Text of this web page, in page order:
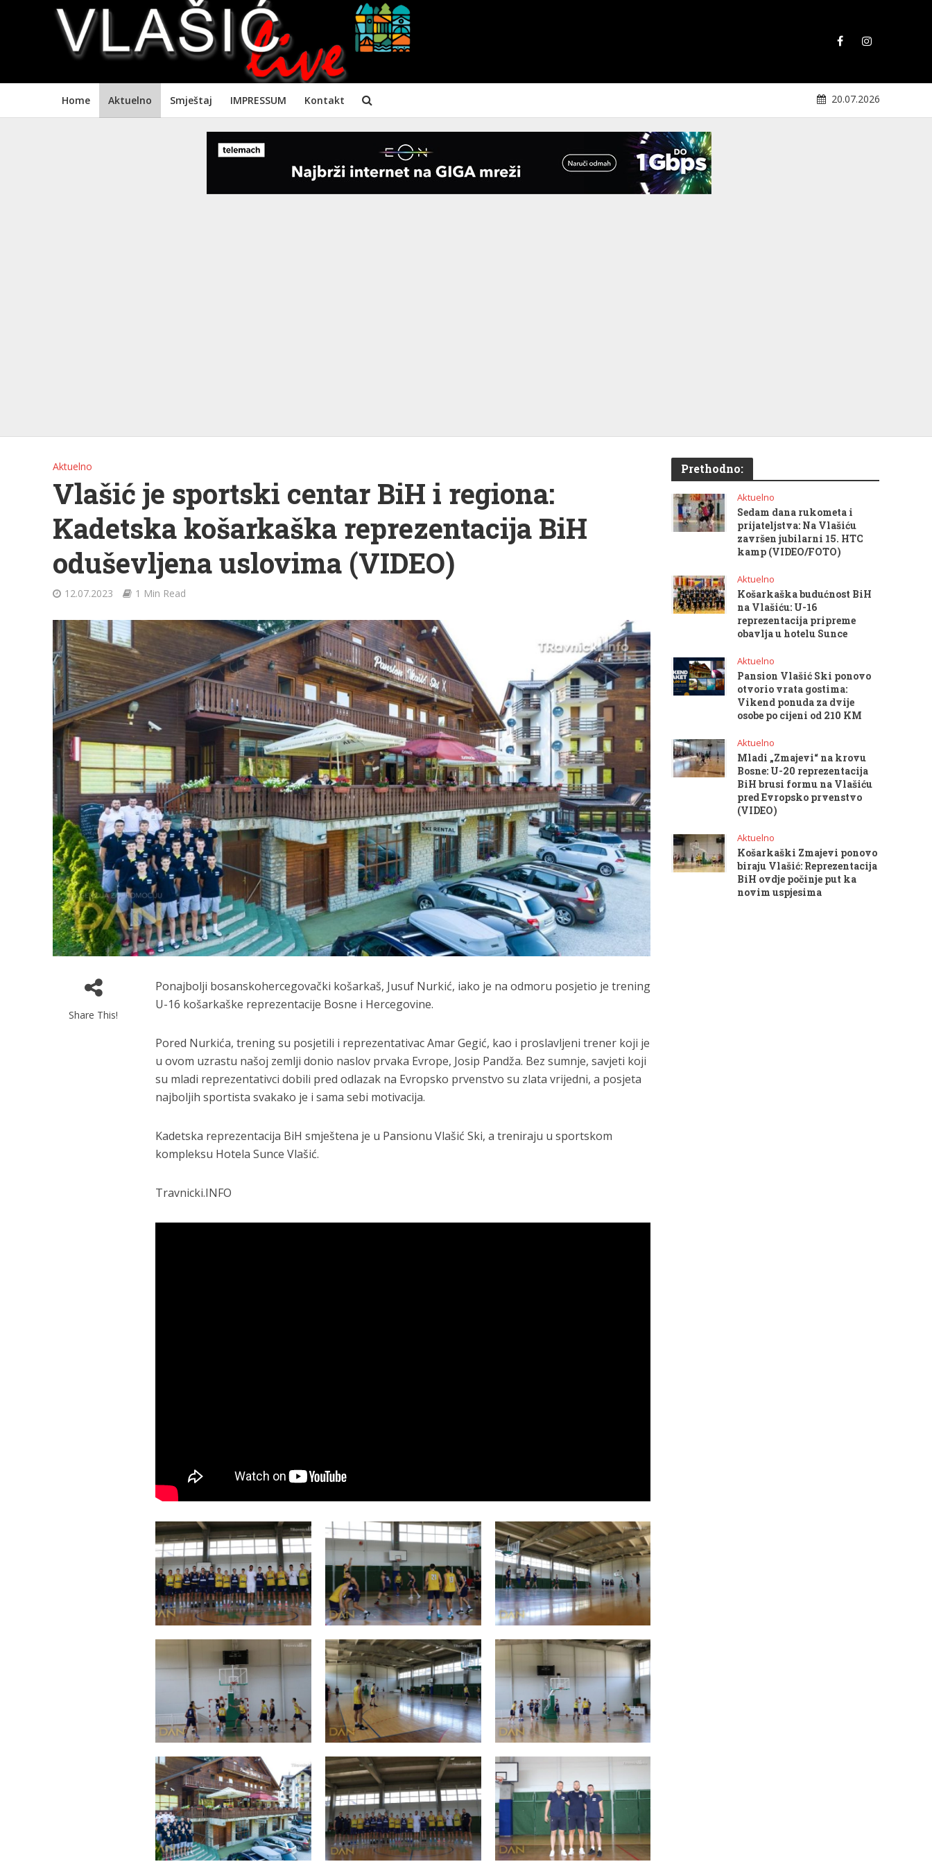
Home Aktuelno Smještaj IMPRESSUM Kontakt 20.07.2026
Aktuelno
Vlašić je sportski centar BiH i regiona:
Kadetska košarkaška reprezentacija BiH
oduševljena uslovima (VIDEO)
12.07.2023 1 Min Read
Share This!
Ponajbolji bosanskohercegovački košarkaš, Jusuf Nurkić, iako je na odmoru posjetio je trening
U-16 košarkaške reprezentacije Bosne i Hercegovine.
Pored Nurkića, trening su posjetili i reprezentativac Amar Gegić, kao i proslavljeni trener koji je
u ovom uzrastu našoj zemlji donio naslov prvaka Evrope, Josip Pandža. Bez sumnje, savjeti koji
su mladi reprezentativci dobili pred odlazak na Evropsko prvenstvo su zlata vrijedni, a posjeta
najboljih sportista svakako je i sama sebi motivacija.
Kadetska reprezentacija BiH smještena je u Pansionu Vlašić Ski, a treniraju u sportskom
kompleksu Hotela Sunce Vlašić.
Travnicki.INFO
Prethodno:
Aktuelno
Sedam dana rukometa i
prijateljstva: Na Vlašiću
završen jubilarni 15. HTC
kamp (VIDEO/FOTO)
Aktuelno
Košarkaška budućnost BiH
na Vlašiću: U-16
reprezentacija pripreme
obavlja u hotelu Sunce
Aktuelno
Pansion Vlašić Ski ponovo
otvorio vrata gostima:
Vikend ponuda za dvije
osobe po cijeni od 210 KM
Aktuelno
Mladi „Zmajevi“ na krovu
Bosne: U-20 reprezentacija
BiH brusi formu na Vlašiću
pred Evropsko prvenstvo
(VIDEO)
Aktuelno
Košarkaški Zmajevi ponovo
biraju Vlašić: Reprezentacija
BiH ovdje počinje put ka
novim uspjesima